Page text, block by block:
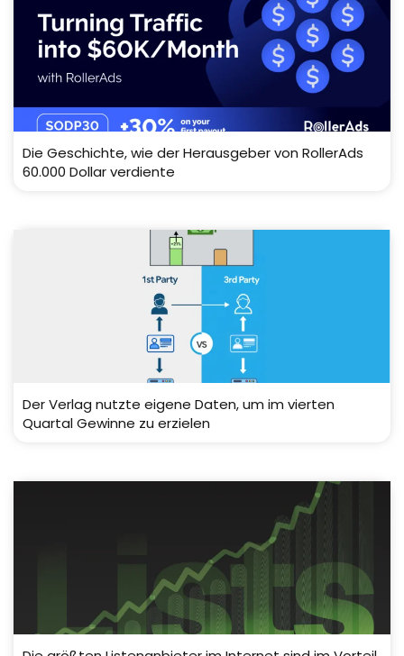
Die Geschichte, wie der Herausgeber von RollerAds
60.000 Dollar verdiente
Der Verlag nutzte eigene Daten, um im vierten
Quartal Gewinne zu erzielen